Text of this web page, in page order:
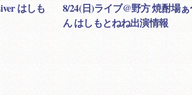
はしも
8/24(日)ライブ@野方 焼酎場
ん はしもとねね出演情報